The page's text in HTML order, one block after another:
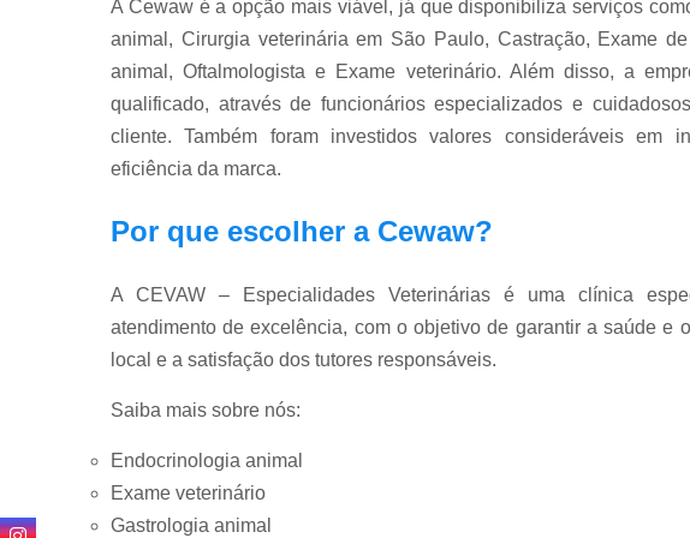
A Cewaw é a opção mais viável, já que disponibiliza serviços
animal, Cirurgia veterinária em São Paulo, Castração, Exame
animal, Oftalmologista e Exame veterinário. Além disso, a
qualificado, através de funcionários especializados e
cliente. Também foram investidos valores consideráveis em
eficiência da marca.
Por que escolher a Cewaw?
A CEVAW – Especialidades Veterinárias é uma clínica
atendimento de excelência, com o objetivo de garantir a saúde e
local e a satisfação dos tutores responsáveis.
Saiba mais sobre nós:
Endocrinologia animal
Exame veterinário
Gastrologia animal